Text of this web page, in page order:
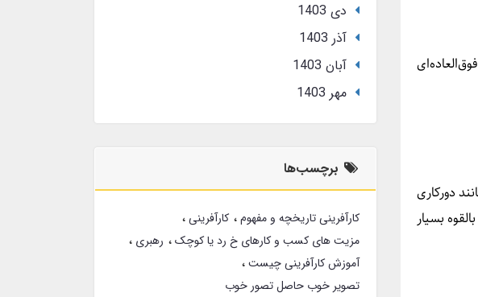
دورکاری
بسیار
دی 1403
آذر 1403
آبان 1403
مهر 1403
برچسب‌ها
کارآفرینی تاریخچه و مفهوم
کارآفرینی
مزیت های کسب و کارهای خ رد یا کوچک
رهبری
آموزش کارآفرینی چیست
تصویر خوب حاصل تصور خوب